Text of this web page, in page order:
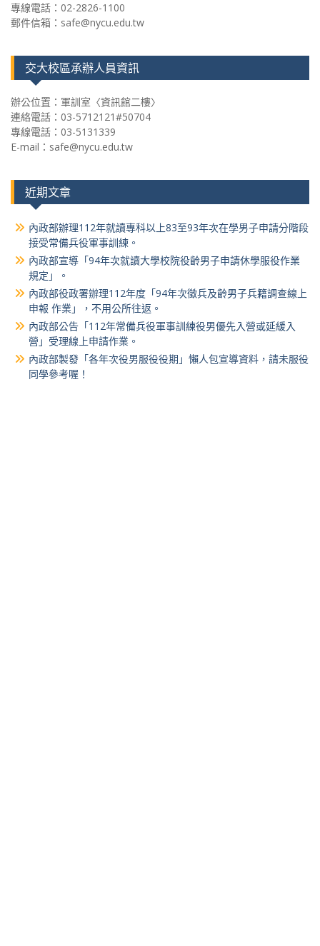
專線電話：02-2826-1100
郵件信箱：safe@nycu.edu.tw
交大校區承辦人員資訊
辦公位置：軍訓室〈資訊館二樓〉
連絡電話：03-5712121#50704
專線電話：03-5131339
E-mail：safe@nycu.edu.tw
近期文章
內政部辦理112年就讀專科以上83至93年次在學男子申請分階段
接受常備兵役軍事訓練。
內政部宣導「94年次就讀大學校院役齡男子申請休學服役作業
規定」。
內政部役政署辦理112年度「94年次徵兵及齡男子兵籍調查線上
申報 作業」，不用公所往返。
內政部公告「112年常備兵役軍事訓練役男優先入營或延緩入
營」受理線上申請作業。
內政部製發「各年次役男服役役期」懶人包宣導資料，請未服役
同學參考喔！